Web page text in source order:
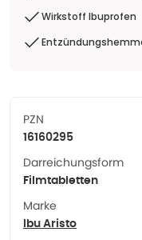
Wirkstoff Ibuprofen
PZN
16160295
Darreichungsform
Filmtabletten
Marke
Ibu Aristo